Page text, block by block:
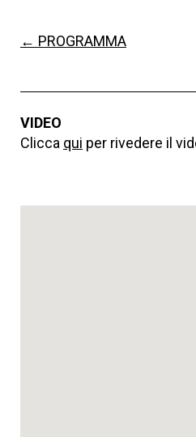
← PROGRAMMA
VIDEO
Clicca qui per rivedere il